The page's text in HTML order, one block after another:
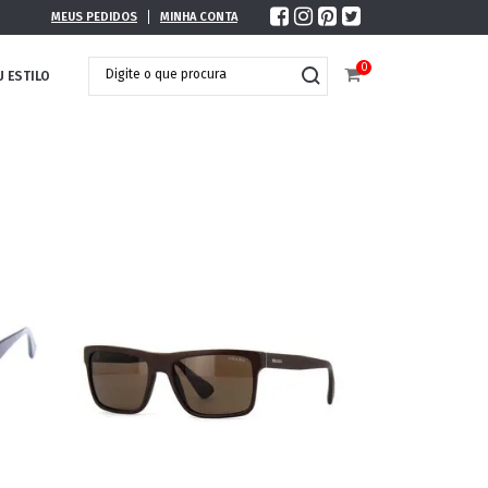
MEUS PEDIDOS MINHA CONTA
ESTILO
0